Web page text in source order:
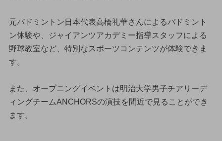
元バドミントン日本代表高橋礼華さんによるバドミント
ン体験や、ジャイアンツアカデミー指導スタッフによる
野球教室など、特別なスポーツコンテンツが体験できま
す。
また、オープニングイベントは明治大学男子チアリーデ
ィングチームANCHORSの演技を間近で見ることができ
ます。